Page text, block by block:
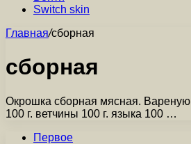
Switch skin
Главная/сборная
сборная
Окрошка сборная мясная. Вареную
100 г. ветчины 100 г. языка 100 …
Первое